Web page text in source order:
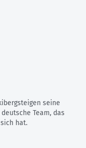
seine
Team, das
hat.